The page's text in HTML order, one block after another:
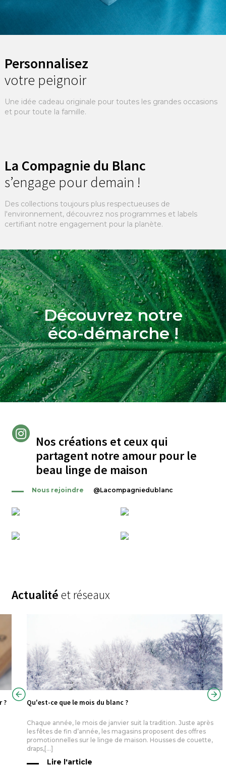
Personnalisez
votre peignoir
Une idée cadeau originale pour toutes les grandes occasions
et pour toute la famille.
La Compagnie du Blanc
s’engage pour demain !
Des collections toujours plus respectueuses de
l'environnement, découvrez nos programmes et labels
certifiant notre engagement pour la planète.
Découvrez notre
éco-démarche !
Nos créations et ceux qui
partagent notre amourpour le
beau linge de maison
Nous rejoindre @Lacompagniedublanc
Actualitéet réseaux
? Qu'est-ce que le mois du blanc ?
Chaque année, le mois de janvier suit la tradition. Juste après
les fêtes de fin d’année, les magasins proposent des offres
promotionnelles sur le linge de maison. Housses de couette,
draps,[...]
Lire l'article